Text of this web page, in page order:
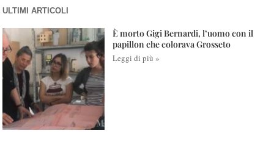
ULTIMI ARTICOLI
È morto Gigi Bernardi, l’uomo con il
papillon che colorava Grosseto
Leggi di più »